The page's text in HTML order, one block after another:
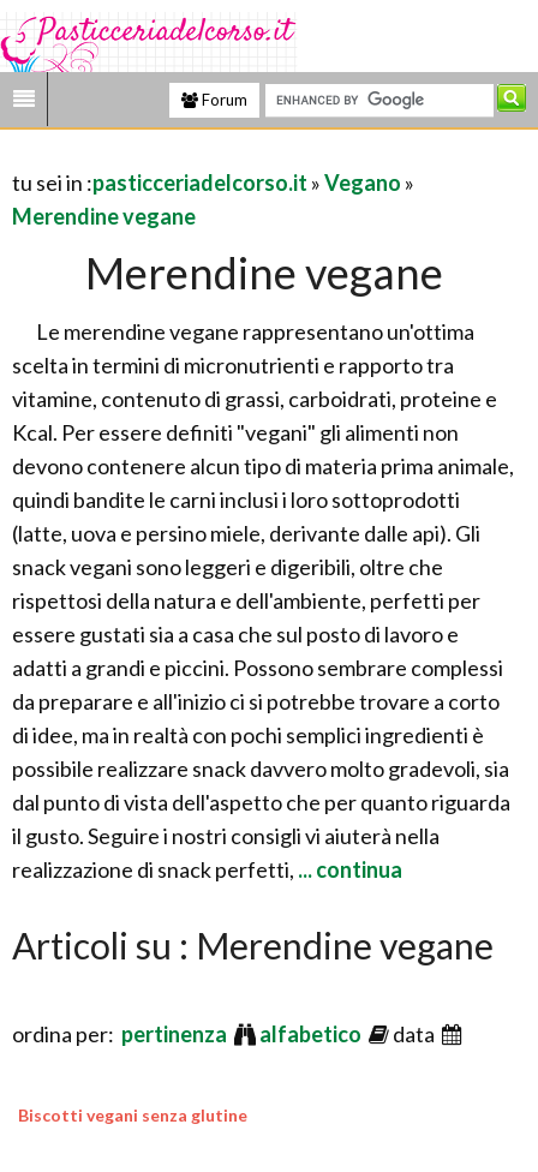
Forum
tu sei in :pasticceriadelcorso.it »Vegano »
Merendine vegane
Merendine vegane
Le merendine vegane rappresentano un'ottima
scelta in termini di micronutrienti e rapporto tra
vitamine, contenuto di grassi, carboidrati, proteine e
Kcal. Per essere definiti "vegani" gli alimenti non
devono contenere alcun tipo di materia prima animale,
quindi bandite le carni inclusi i loro sottoprodotti
(latte, uova e persino miele, derivante dalle api). Gli
snack vegani sono leggeri e digeribili, oltre che
rispettosi della natura e dell'ambiente, perfetti per
essere gustati sia a casa che sul posto di lavoro e
adatti a grandi e piccini. Possono sembrare complessi
da preparare e all'inizio ci si potrebbe trovare a corto
di idee, ma in realtà con pochi semplici ingredienti è
possibile realizzare snack davvero molto gradevoli, sia
dal punto di vista dell'aspetto che per quanto riguarda
il gusto. Seguire i nostri consigli vi aiuterà nella
realizzazione di snack perfetti, ... continua
Articoli su : Merendine vegane
ordina per: pertinenza alfabetico data
Biscotti vegani senza glutine